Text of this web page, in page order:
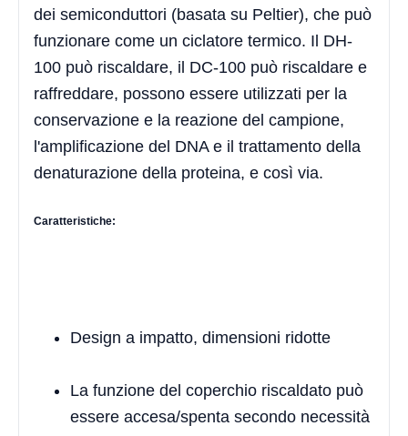
dei semiconduttori (basata su Peltier), che può
funzionare come un ciclatore termico. Il DH-
100 può riscaldare, il DC-100 può riscaldare e
raffreddare, possono essere utilizzati per la
conservazione e la reazione del campione,
l'amplificazione del DNA e il trattamento della
denaturazione della proteina, e così via.
Caratteristiche:
Design a impatto, dimensioni ridotte
La funzione del coperchio riscaldato può
essere accesa/spenta secondo necessità